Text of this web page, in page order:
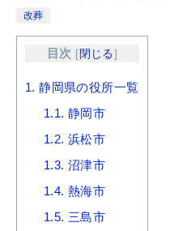
改葬
目次 [閉じる]
1. 静岡県の役所一覧
1.1. 静岡市
1.2. 浜松市
1.3. 沼津市
1.4. 熱海市
1.5. 三島市